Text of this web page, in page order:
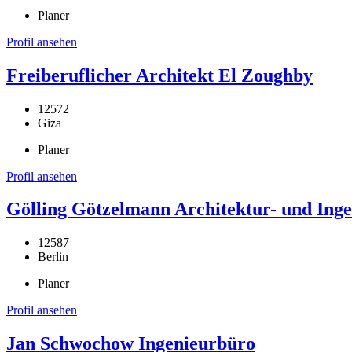
Planer
Profil ansehen
Freiberuflicher Architekt El Zoughby
12572
Giza
Planer
Profil ansehen
Gölling Götzelmann Architektur- und
12587
Berlin
Planer
Profil ansehen
Jan Schwochow Ingenieurbüro